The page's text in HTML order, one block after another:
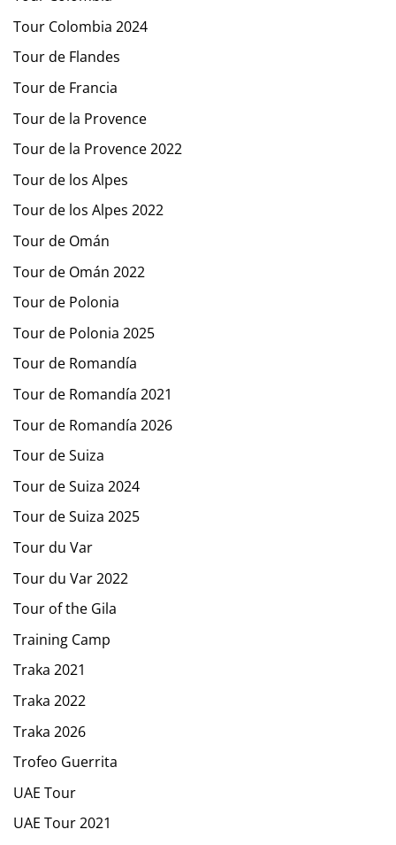
Tour Colombia 2024
Tour de Flandes
Tour de Francia
Tour de la Provence
Tour de la Provence 2022
Tour de los Alpes
Tour de los Alpes 2022
Tour de Omán
Tour de Omán 2022
Tour de Polonia
Tour de Polonia 2025
Tour de Romandía
Tour de Romandía 2021
Tour de Romandía 2026
Tour de Suiza
Tour de Suiza 2024
Tour de Suiza 2025
Tour du Var
Tour du Var 2022
Tour of the Gila
Training Camp
Traka 2021
Traka 2022
Traka 2026
Trofeo Guerrita
UAE Tour
UAE Tour 2021